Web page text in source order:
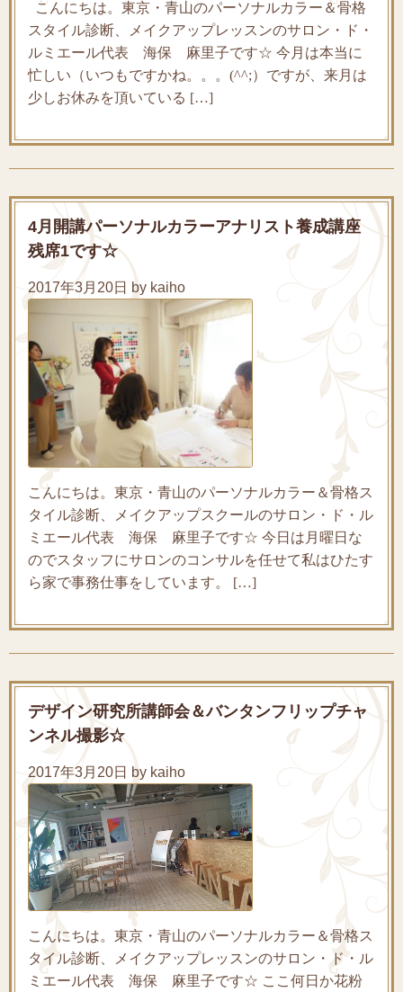
こんにちは。東京・青山のパーソナルカラー＆骨格
スタイル診断、メイクアップレッスンのサロン・ド・
ルミエール代表 海保 麻里子です☆ 今月は本当に
忙しい（いつもですかね。。。(^^;）ですが、来月は
少しお休みを頂いている […]
4月開講パーソナルカラーアナリスト養成講座
残席1です☆
2017年3月20日 by kaiho
こんにちは。東京・青山のパーソナルカラー＆骨格ス
タイル診断、メイクアップスクールのサロン・ド・ル
ミエール代表 海保 麻里子です☆ 今日は月曜日な
のでスタッフにサロンのコンサルを任せて私はひたす
ら家で事務仕事をしています。 […]
デザイン研究所講師会＆バンタンフリップチャ
ンネル撮影☆
2017年3月20日 by kaiho
こんにちは。東京・青山のパーソナルカラー＆骨格ス
タイル診断、メイクアップレッスンのサロン・ド・ル
ミエール代表 海保 麻里子です☆ ここ何日か花粉